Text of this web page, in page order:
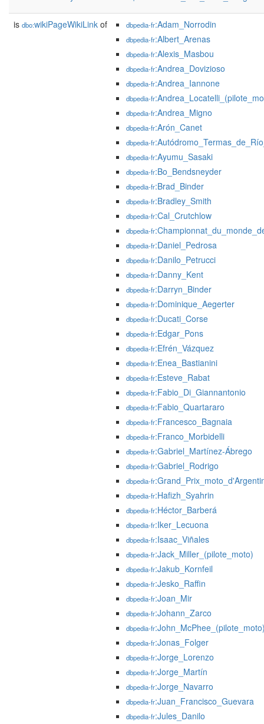
is dbo:wikiPageWikiLink of dbpedia-fr:Adam_Norrodin
dbpedia-fr:Albert_Arenas
dbpedia-fr:Alexis_Masbou
dbpedia-fr:Andrea_Dovizioso
dbpedia-fr:Andrea_Iannone
dbpedia-fr
dbpedia-fr:Andrea_Migno
dbpedia-fr:Arón_Canet
dbpedia-fr
dbpedia-fr:Ayumu_Sasaki
dbpedia-fr:Bo_Bendsneyder
dbpedia-fr:Brad_Binder
dbpedia-fr:Bradley_Smith
dbpedia-fr:Cal_Crutchlow
dbpedia-fr
dbpedia-fr:Daniel_Pedrosa
dbpedia-fr:Danilo_Petrucci
dbpedia-fr:Danny_Kent
dbpedia-fr:Darryn_Binder
dbpedia-fr:Dominique_Aegerter
dbpedia-fr:Ducati_Corse
dbpedia-fr:Edgar_Pons
dbpedia-fr:Efrén_Vázquez
dbpedia-fr:Enea_Bastianini
dbpedia-fr:Esteve_Rabat
dbpedia-fr:Fabio_Di_Giannantonio
dbpedia-fr:Fabio_Quartararo
dbpedia-fr:Francesco_Bagnaia
dbpedia-fr:Franco_Morbidelli
dbpedia-fr:Gabriel_Martínez-Ábrego
dbpedia-fr:Gabriel_Rodrigo
dbpedia-fr
dbpedia-fr:Hafizh_Syahrin
dbpedia-fr:Héctor_Barberá
dbpedia-fr:Iker_Lecuona
dbpedia-fr:Isaac_Viñales
dbpedia-fr:Jack_Miller_(pilote_moto)
dbpedia-fr:Jakub_Kornfeil
dbpedia-fr:Jesko_Raffin
dbpedia-fr:Joan_Mir
dbpedia-fr:Johann_Zarco
dbpedia-fr
dbpedia-fr:Jonas_Folger
dbpedia-fr:Jorge_Lorenzo
dbpedia-fr:Jorge_Martín
dbpedia-fr:Jorge_Navarro
dbpedia-fr:Juan_Francisco_Guevara
dbpedia-fr:Jules_Danilo